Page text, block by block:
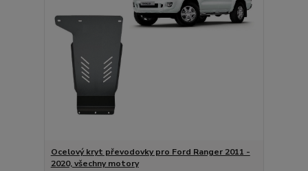
Ocelový kryt převodovky pro Ford Ranger 2011 -
2020, všechny motory